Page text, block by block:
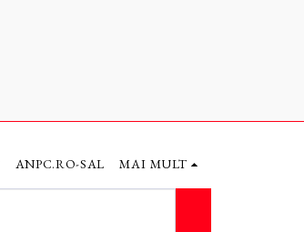
ANPC.RO-SAL MAI MULT